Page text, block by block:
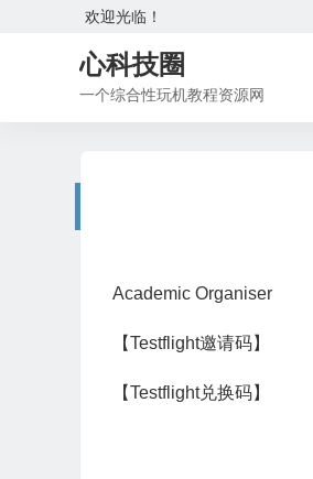
欢迎光临！
心科技圈
一个综合性玩机教程资源网
Academic Organiser
【Testflight邀请码】
【Testflight兑换码】